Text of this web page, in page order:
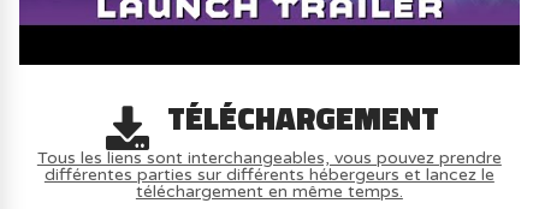
TÉLÉCHARGEMENT
Tous les liens sont interchangeables, vous pouvez prendre
différentes parties sur différents hébergeurs et lancez le
téléchargement en même temps.